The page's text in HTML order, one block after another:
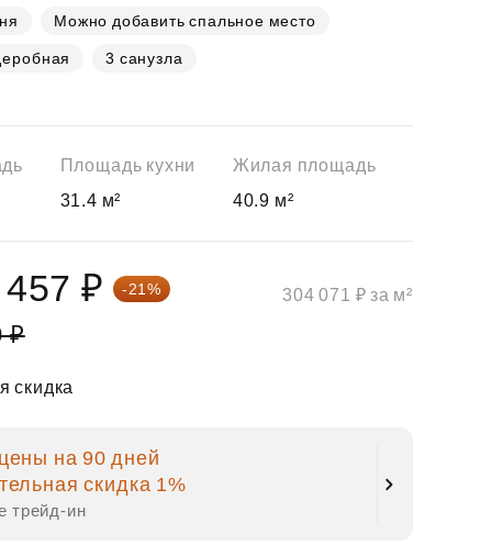
₽
₽ -21%
скидка
на 90 дней
скидка 1%
трейд‑ин
304 071 ₽ за м²
Можно добавить спальное место
3 санузла
Площадь кухни
31.4 м²
Жилая площадь
40.9 м²